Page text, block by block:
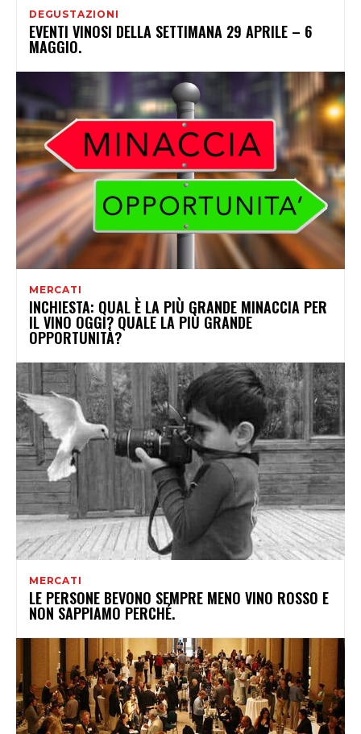
DEGUSTAZIONI
EVENTI VINOSI DELLA SETTIMANA 29 APRILE – 6
MAGGIO.
MERCATI
INCHIESTA: QUAL È LA PIÙ GRANDE MINACCIA PER
IL VINO OGGI? QUALE LA PIÙ GRANDE
OPPORTUNITÀ?
MERCATI
LE PERSONE BEVONO SEMPRE MENO VINO ROSSO E
NON SAPPIAMO PERCHÉ.